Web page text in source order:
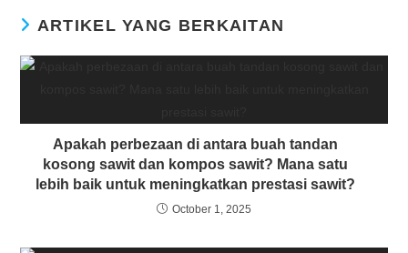
ARTIKEL YANG BERKAITAN
Apakah perbezaan di antara buah tandan
kosong sawit dan kompos sawit? Mana satu
lebih baik untuk meningkatkan prestasi sawit?
October 1, 2025